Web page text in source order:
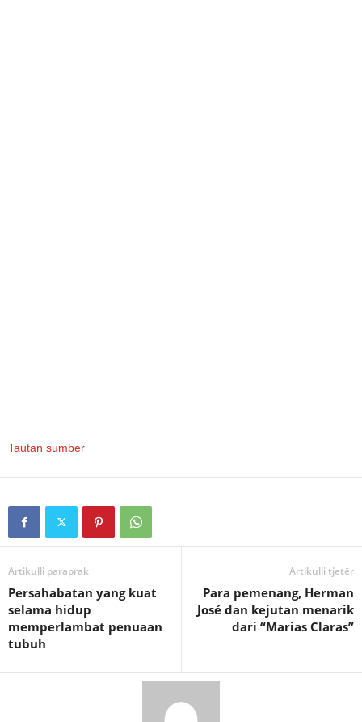
Tautan sumber
Artikulli paraprak
Persahabatan yang kuat
selama hidup
memperlambat penuaan
tubuh
Artikulli tjetër
Para pemenang, Herman
José dan kejutan menarik
dari “Marias Claras”